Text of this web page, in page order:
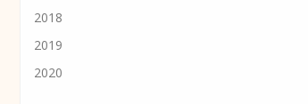
2018
2019
2020